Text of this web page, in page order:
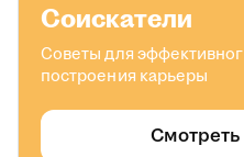
Соискатели
Советы для
построения карьеры
Смотреть